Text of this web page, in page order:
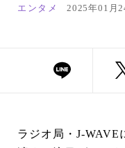
エンタメ 2025年01月
ラジオ局・J-WAVE